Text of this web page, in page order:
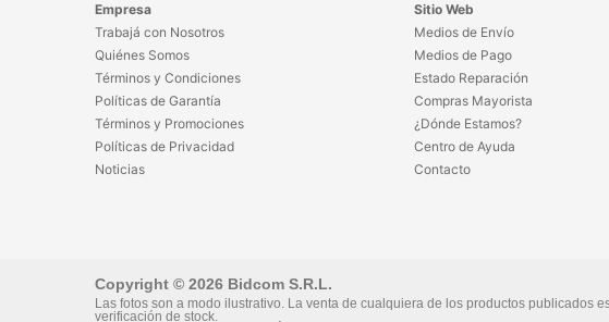
Empresa
Trabajá con Nosotros
Quiénes Somos
Términos y Condiciones
Políticas de Garantía
Términos y Promociones
Políticas de Privacidad
Noticias
Sitio Web
Medios de Envío
Medios de Pago
Estado Reparación
Compras Mayorista
¿Dónde Estamos?
Centro de Ayuda
Contacto
Copyright © 2026 Bidcom S.R.L.
Las fotos son a modo ilustrativo. La venta de cualquiera de los productos publicados
verificación de stock.